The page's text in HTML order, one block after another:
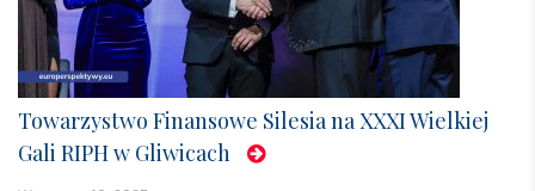
Towarzystwo Finansowe Silesia na XXXI Wielkiej
Gali RIPH w Gliwicach